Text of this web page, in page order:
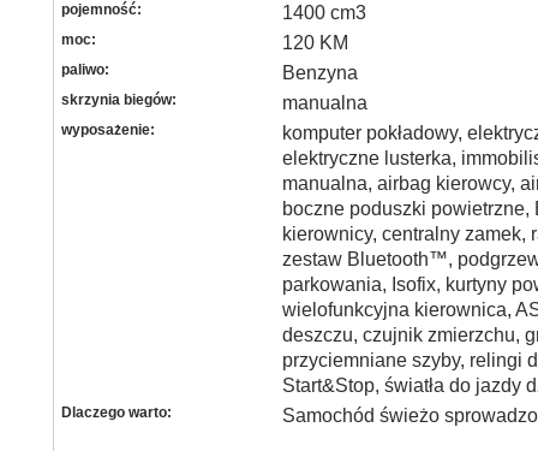
pojemność: 1400 cm3
moc: 120 KM
paliwo: Benzyna
skrzynia biegów: manualna
wyposażenie:
komputer pokładowy,
elektryczne lusterka,
manualna, airbag kierowcy,
boczne poduszki powietrzne,
kierownicy, centralny zamek,
zestaw Bluetooth™,
parkowania, Isofix, kurtyny
wielofunkcyjna kierownica,
deszczu, czujnik zmierzchu,
przyciemniane szyby, relingi
Start&Stop, światła do jazdy
Dlaczego warto: Samochód świeżo